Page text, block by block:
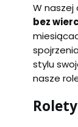
W naszej
bez
stylu
nasze